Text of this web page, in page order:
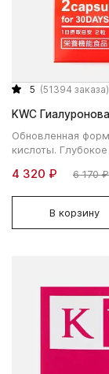
5 (51394 заказа)
KWC
Обновленная
кислоты.
4 320 ₽ 6 170 ₽
В корзину